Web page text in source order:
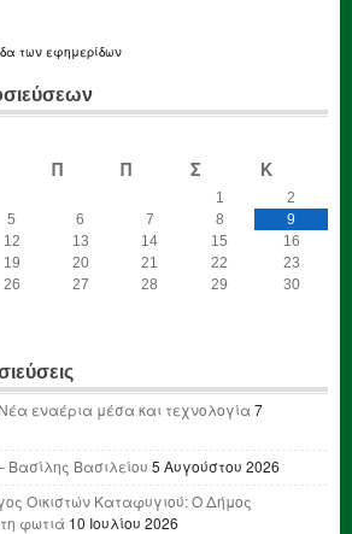
των εφημερίδων
Π Π Σ Κ
1
2
5 6 7 8
9
12 13 14 15
16
19 20 21 22
23
26 27 28 29
30
εναέρια μέσα και τεχνολογία7
Βασίλης Βασιλείου 5 Αυγούστου 2026
Οικιστών Καταφυγιού: Ο Δήμος
φωτιά 10 Ιουλίου 2026